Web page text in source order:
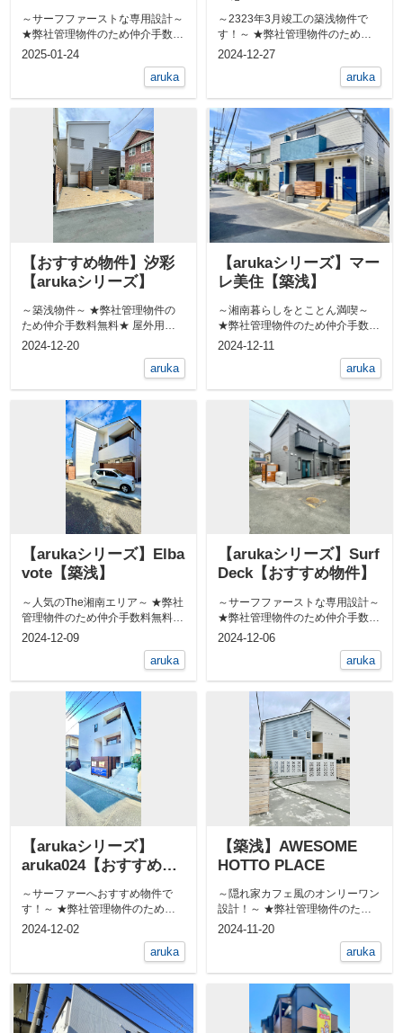
～サーフファーストな専用設計～
★弊社管理物件のため仲介手数料
無料★ 敷地内に屋外シャワ...
2025-01-24
aruka
～2323年3月竣工の築浅物件で
す！～ ★弊社管理物件のため仲
2024-12-27
aruka
【おすすめ物件】汐彩
【arukaシリーズ】
～築浅物件～ ★弊社管理物件の
ため仲介手数料無料★ 屋外用共
2024-12-20
aruka
【arukaシリーズ】マー
レ美住【築浅】
～湘南暮らしをとことん満喫～
★弊社管理物件のため仲介手数料
無料★ 無垢床のお部屋です！...
2024-12-11
aruka
【arukaシリーズ】Elba
vote【築浅】
～人気のThe湘南エリア～ ★弊社
管理物件のため仲介手数料無料★
敷地内に屋外シャワー付...
2024-12-09
aruka
【arukaシリーズ】Surf
Deck【おすすめ物件】
～サーフファーストな専用設計～
★弊社管理物件のため仲介手数料
無料★ 敷地内に屋外シャワ...
2024-12-06
aruka
【arukaシリーズ】
aruka024【おすすめ物
～サーファーへおすすめ物件で
す！～ ★弊社管理物件のため仲
2024-12-02
aruka
【築浅】AWESOME
HOTTO PLACE
～隠れ家カフェ風のオンリーワン
設計！～ ★弊社管理物件のため
2024-11-20
aruka